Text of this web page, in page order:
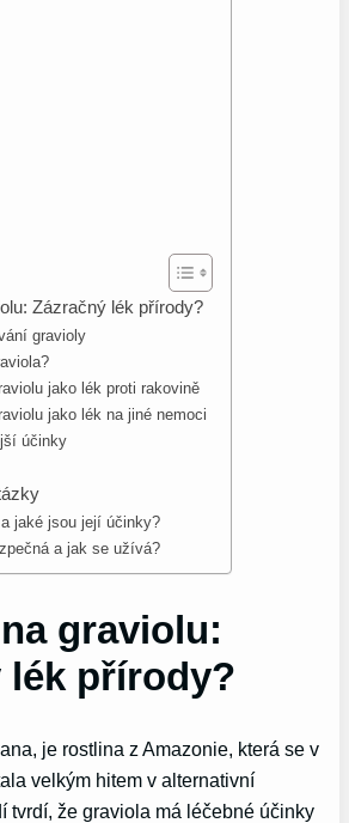
Zázračný lék přírody?
gravioly
jako lék proti rakovině
jako lék na jiné nemoci
účinky
jaké jsou její účinky?
a jak se užívá?
graviolu:
lék přírody?
je rostlina z Amazonie, která se v
velkým hitem v alternativní
tvrdí, že graviola má léčebné účinky